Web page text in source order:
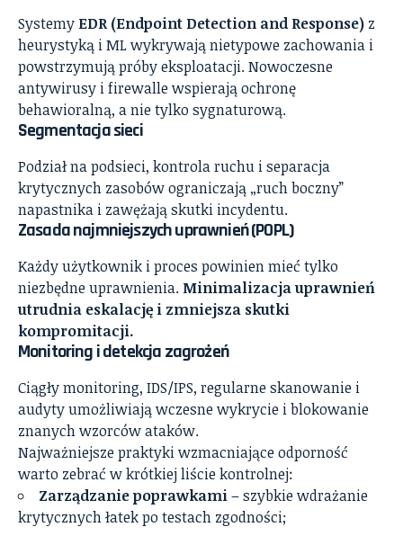
Systemy EDR (Endpoint Detection and Response) z
heurystyką i ML wykrywają nietypowe zachowania i
powstrzymują próby eksploatacji. Nowoczesne
antywirusy i firewalle wspierają ochronę
behawioralną, a nie tylko sygnaturową.
Segmentacja sieci
Podział na podsieci, kontrola ruchu i separacja
krytycznych zasobów ograniczają „ruch boczny”
napastnika i zawężają skutki incydentu.
Zasada najmniejszych uprawnień (POPL)
Każdy użytkownik i proces powinien mieć tylko
niezbędne uprawnienia. Minimalizacja uprawnień
utrudnia eskalację i zmniejsza skutki
kompromitacji.
Monitoring i detekcja zagrożeń
Ciągły monitoring, IDS/IPS, regularne skanowanie i
audyty umożliwiają wczesne wykrycie i blokowanie
znanych wzorców ataków.
Najważniejsze praktyki wzmacniające odporność
warto zebrać w krótkiej liście kontrolnej:
Zarządzanie poprawkami– szybkie wdrażanie
krytycznych łatek po testach zgodności;